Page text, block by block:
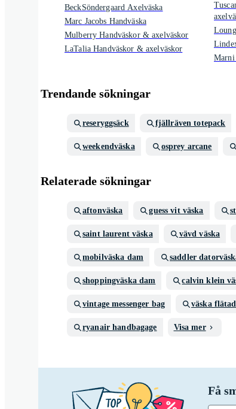
BeckSöndergaard Axelväska
Marc Jacobs Handväska
Mulberry Handväskor & axelväskor
LaTalia Handväskor & axelväskor
Marni
Trendande sökningar
reseryggsäck fjällräven totepack
weekendväska osprey arcane
Relaterade sökningar
aftonväska guess vit väska
saint laurent väska vävd väska
mobilväska dam saddler
shoppingväska dam calvin klein
vintage messenger bag väska flätad
ryanair handbagage Visa mer
Få